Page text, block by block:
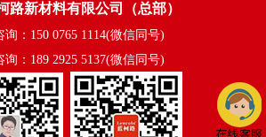
路新材料有限公司（总部）
询：150 0765 1114(微信同号)
询：189 2925 5137(微信同号)